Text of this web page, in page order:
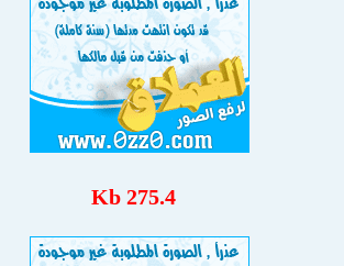
275.4 Kb